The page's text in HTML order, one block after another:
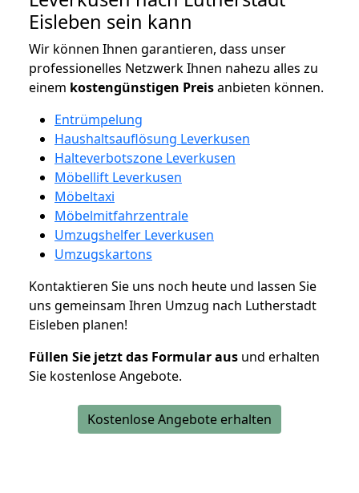
Eisleben sein kann
Wir können Ihnen garantieren, dass unser
professionelles Netzwerk Ihnen nahezu alles zu
einem kostengünstigen Preisanbieten können.
Entrümpelung
Haushaltsauflösung Leverkusen
Halteverbotszone Leverkusen
Möbellift Leverkusen
Möbeltaxi
Möbelmitfahrzentrale
Umzugshelfer Leverkusen
Umzugskartons
Kontaktieren Sie uns noch heute und lassen Sie
uns gemeinsam Ihren Umzug nach Lutherstadt
Eisleben planen!
Füllen Sie jetzt das Formular aus und erhalten
Sie kostenlose Angebote.
Kostenlose Angebote erhalten